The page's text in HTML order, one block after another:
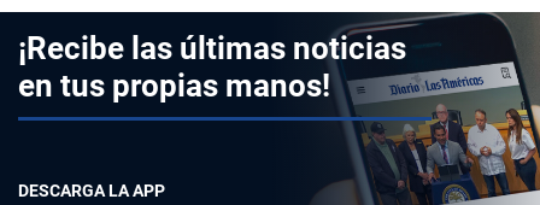
¡Recibe las últimas noticias
en tus propias manos!
DESCARGA LA APP